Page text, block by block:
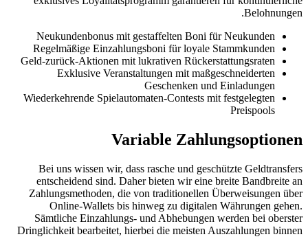
Regelmäßige
Geld-zurück-
Exklusive
Wiederkehrende
Bei uns
entscheidend
Online-
Sämtliche
Dringlichkeit